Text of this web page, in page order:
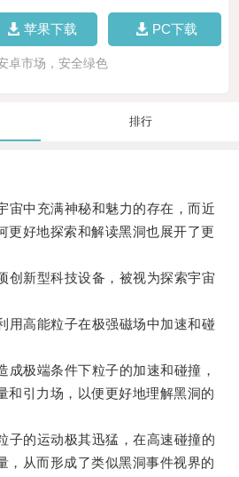
苹果下载 PC下载
卓市场，安全绿色
排行
中充满神秘和魅力的存在，而近
更好地探索和解读黑洞也展开了更
新型科技设备，被视为探索宇宙
高能粒子在极强磁场中加速和碰
极端条件下粒子的加速和碰撞，
和引力场，以便更好地理解黑洞的
的运动极其迅猛，在高速碰撞的
，从而形成了类似黑洞事件视界的